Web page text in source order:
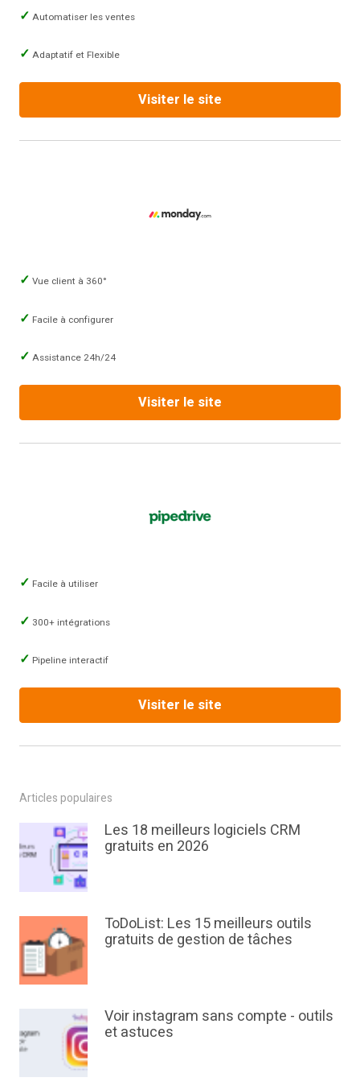
Automatiser les ventes
Adaptatif et Flexible
Visiter le site
Vue client à 360°
Facile à configurer
Assistance 24h/24
Visiter le site
Facile à utiliser
300+ intégrations
Pipeline interactif
Visiter le site
Articles populaires
Les 18 meilleurs logiciels CRM
gratuits en 2026
ToDoList: Les 15 meilleurs outils
gratuits de gestion de tâches
Voir instagram sans compte - outils
et astuces